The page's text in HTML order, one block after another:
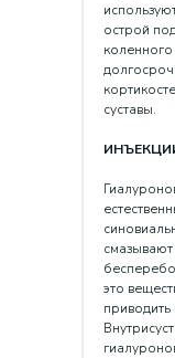
острой
коленного
суставы.
смазывают
это